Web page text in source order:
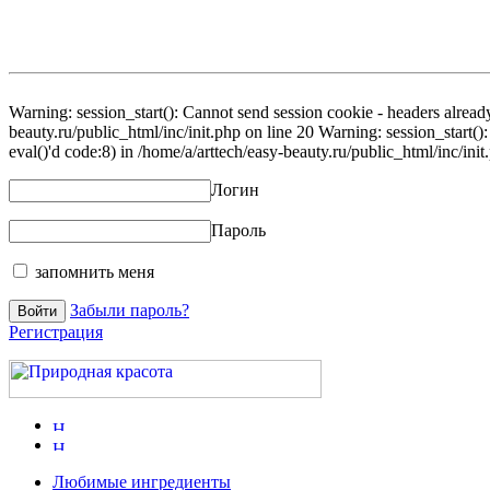
Warning: session_start(): Cannot send session cookie - headers
beauty.ru/public_html/inc/init.php on line 20 Warning:
eval()'d code:8) in /home/a/arttech/easy-beauty.ru/public_html/inc/
Логин
Пароль
запомнить меня
Забыли пароль?
Регистрация
Любимые ингредиенты